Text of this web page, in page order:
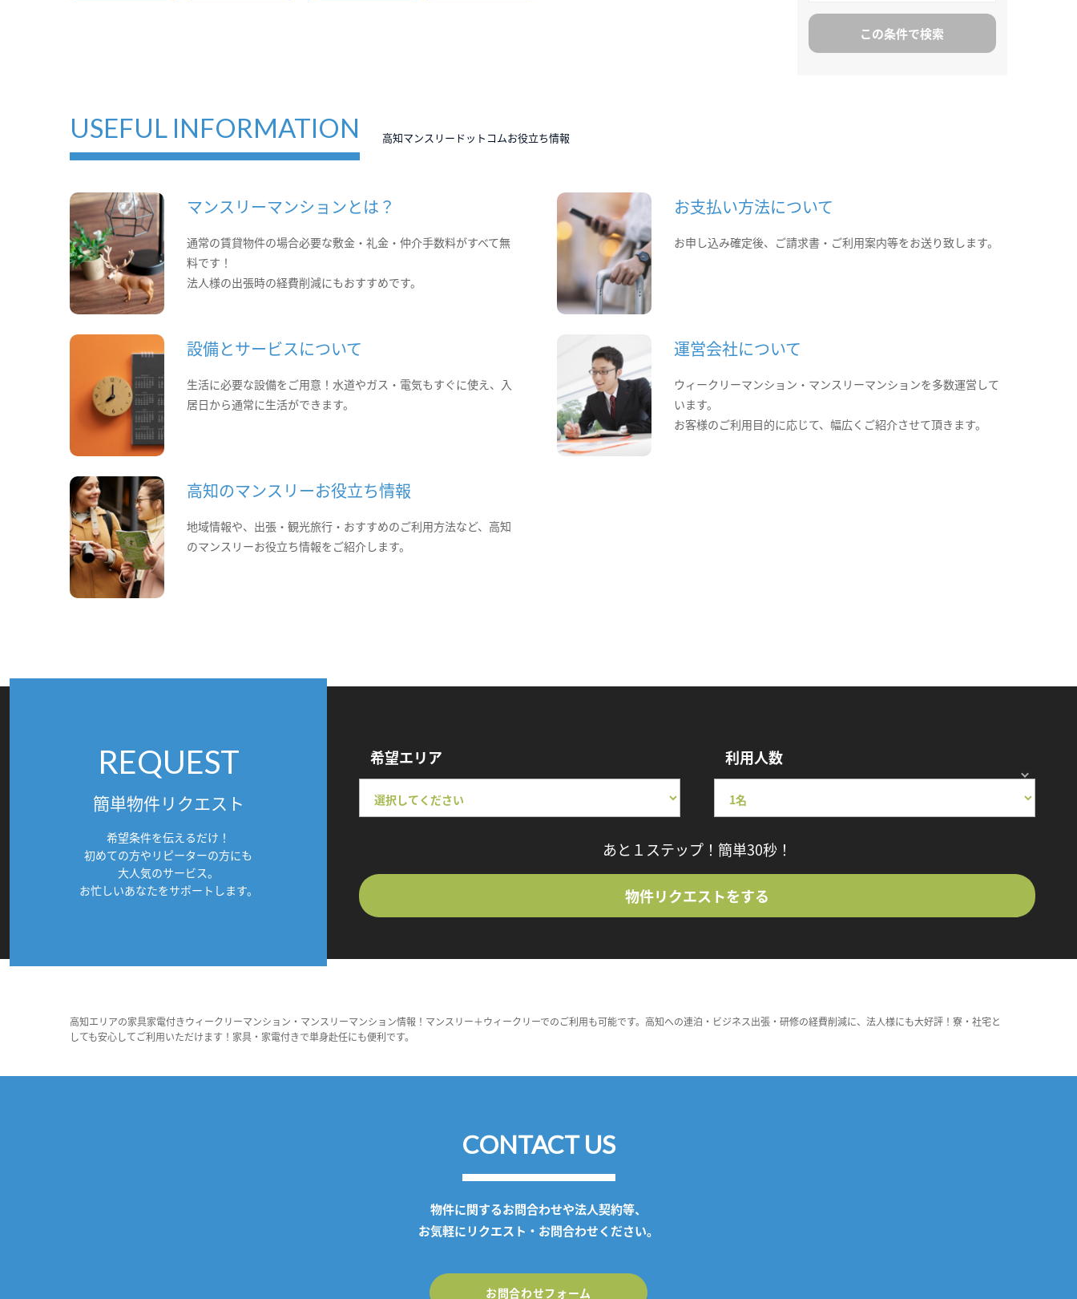
USEFUL INFORMATION 高知マンスリードットコムお役立ち情報
マンスリーマンションとは？
通常の賃貸物件の場合必要な敷金・礼金・仲介手数料がすべて無
料です！
法人様の出張時の経費削減にもおすすめです。
お支払い方法について
お申し込み確定後、ご請求書・ご利用案内等をお送り致します。
設備とサービスについて
生活に必要な設備をご用意！水道やガス・電気もすぐに使え、入
居日から通常に生活ができます。
運営会社について
ウィークリーマンション・マンスリーマンションを多数運営して
います。
お客様のご利用目的に応じて、幅広くご紹介させて頂きます。
高知のマンスリーお役立ち情報
地域情報や、出張・観光旅行・おすすめのご利用方法など、高知
のマンスリーお役立ち情報をご紹介します。
REQUEST
簡単物件リクエスト
希望条件を伝えるだけ！
初めての方やリピーターの方にも
大人気のサービス。
お忙しいあなたをサポートします。
希望エリア 利用人数
あと１ステップ！簡単30秒！
物件リクエストをする
高知エリアの家具家電付きウィークリーマンション・マンスリーマンション情報！マンスリー＋ウィークリーでのご利用も可能です。高知への連泊・ビジネス出張・研修の経費削減に、法人様にも大好評！寮・社宅と
しても安心してご利用いただけます！家具・家電付きで単身赴任にも便利です。
CONTACT US
物件に関するお問合わせや法人契約等、
お気軽にリクエスト・お問合わせください。
お問合わせフォーム